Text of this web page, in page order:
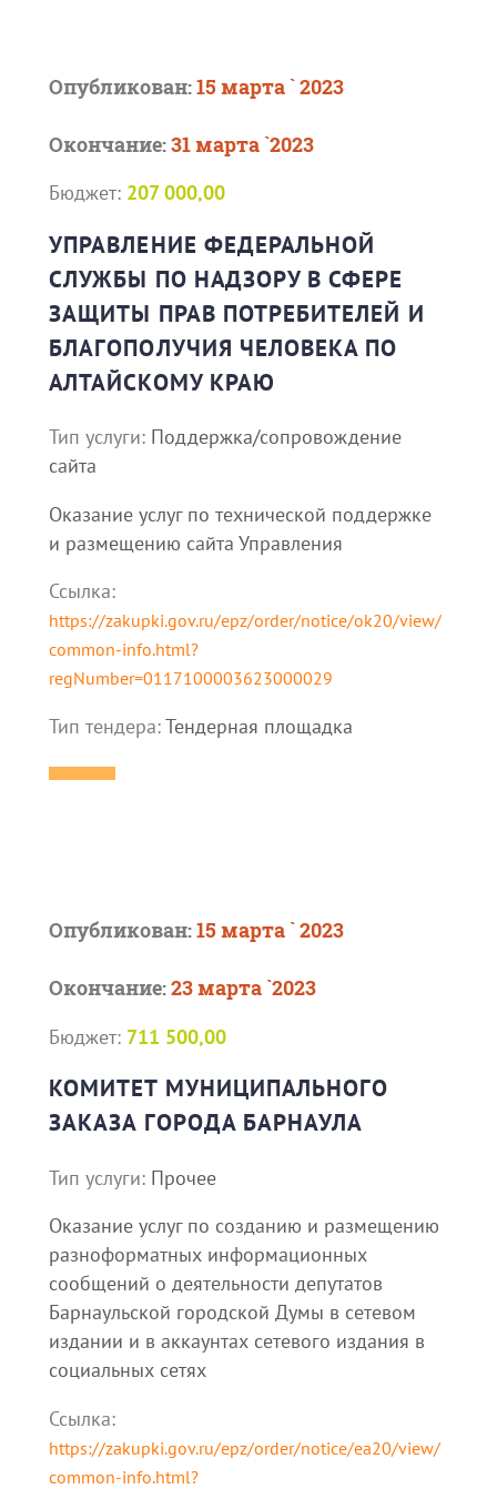
Опубликован:15 марта ` 2023
Окончание:31 марта `2023
Бюджет: 207 000,00
УПРАВЛЕНИЕ ФЕДЕРАЛЬНОЙ
СЛУЖБЫ ПО НАДЗОРУ В СФЕРЕ
ЗАЩИТЫ ПРАВ ПОТРЕБИТЕЛЕЙ И
БЛАГОПОЛУЧИЯ ЧЕЛОВЕКА ПО
АЛТАЙСКОМУ КРАЮ
Тип услуги: Поддержка/сопровождение
сайта
Оказание услуг по технической поддержке
и размещению сайта Управления
Ссылка:
https://zakupki.gov.ru/epz/order/notice/ok20/view/
common-info.html?
regNumber=0117100003623000029
Тип тендера:Тендерная площадка
Опубликован:15 марта ` 2023
Окончание:23 марта `2023
Бюджет: 711 500,00
КОМИТЕТ МУНИЦИПАЛЬНОГО
ЗАКАЗА ГОРОДА БАРНАУЛА
Тип услуги: Прочее
Оказание услуг по созданию и размещению
разноформатных информационных
сообщений о деятельности депутатов
Барнаульской городской Думы в сетевом
издании и в аккаунтах сетевого издания в
социальных сетях
Ссылка:
https://zakupki.gov.ru/epz/order/notice/ea20/view/
common-info.html?